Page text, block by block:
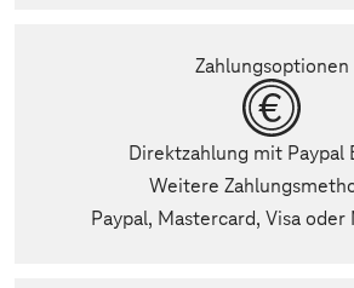
Zahlungsoptionen
Direktzahlung mit Paypal
Weitere
Paypal, Mastercard, Visa oder